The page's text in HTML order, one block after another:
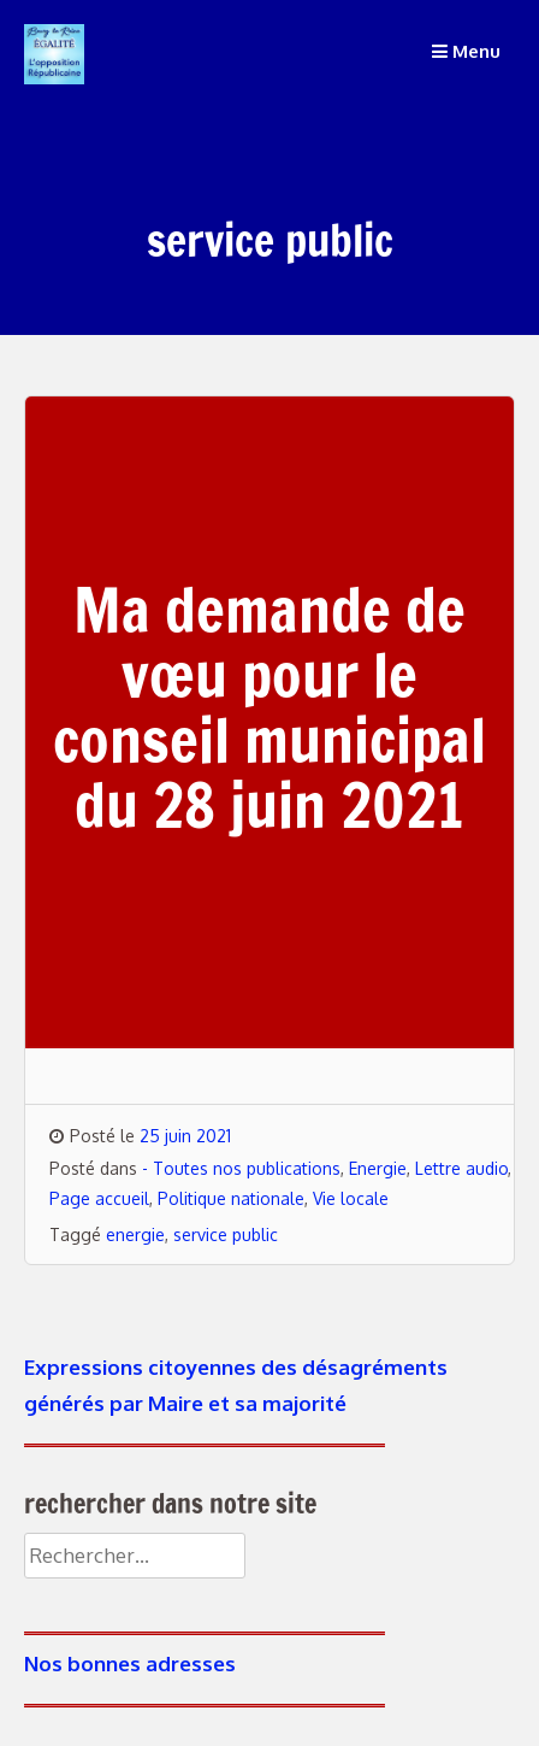
contenu
Menu
service public
Ma demande de
vœu pour le
conseil municipal
du 28 juin 2021
Posté le 25 juin 2021
Posté dans - Toutes nos publications, Energie, Lettre audio,
Page accueil, Politique nationale, Vie locale
Taggé energie, service public
Expressions citoyennes des désagréments
générés par Maire et sa majorité
rechercher dans notre site
Rechercher :
Nos bonnes adresses